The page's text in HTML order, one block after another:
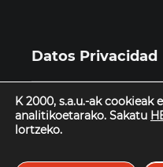
Datos Privacidad
Erabilera baldintzak
Pribatutasun politika
K 2000, s.a.u.-ak
analitikoetarako. Sakatu
lortzeko.